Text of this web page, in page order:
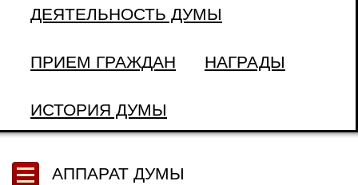
ДЕЯТЕЛЬНОСТЬ ДУМЫ
ПРИЕМ ГРАЖДАН НАГРАДЫ
ИСТОРИЯ ДУМЫ
АППАРАТ ДУМЫ